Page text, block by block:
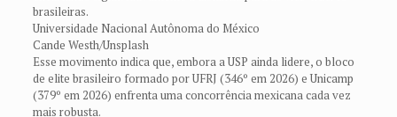
brasileiras.
Universidade Nacional Autônoma do México
Cande Westh/Unsplash
Esse movimento indica que, embora a USP ainda lidere, o bloco
de elite brasileiro formado por UFRJ (346º em 2026) e Unicamp
(379º em 2026) enfrenta uma concorrência mexicana cada vez
mais robusta.